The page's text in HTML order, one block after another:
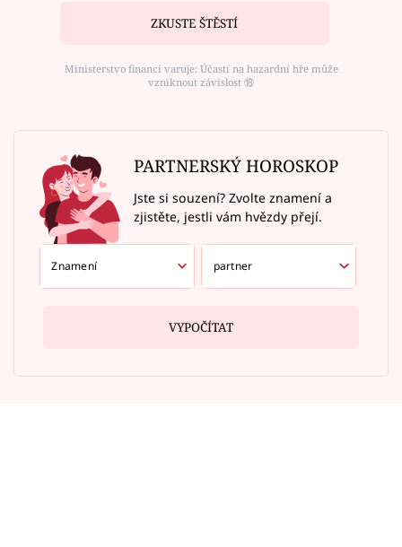
ZKUSTE ŠTĚSTÍ
Ministerstvo financí varuje: Účastí na hazardní hře může
vzniknout závislost ⑱
PARTNERSKÝ HOROSKOP
Jste si souzení? Zvolte znamení a
zjistěte, jestli vám hvězdy přejí.
VYPOČÍTAT